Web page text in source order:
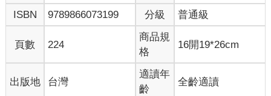
ISBN
9789866073199 分級 普通級
頁數 224
商品規
格
16開19*26cm
出版地 台灣
適讀年
齡
全齡適讀